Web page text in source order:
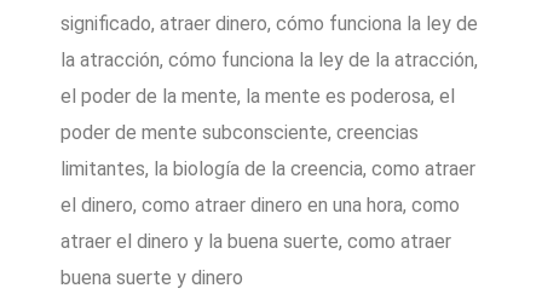
significado, atraer dinero, cómo funciona la ley de
la atracción, cómo funciona la ley de la atracción,
el poder de la mente, la mente es poderosa, el
poder de mente subconsciente, creencias
limitantes, la biología de la creencia, como atraer
el dinero, como atraer dinero en una hora, como
atraer el dinero y la buena suerte, como atraer
buena suerte y dinero